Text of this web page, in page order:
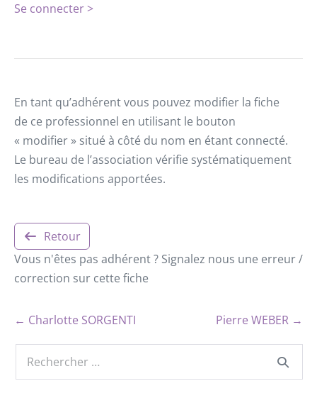
Se connecter >
En tant qu’adhérent vous pouvez modifier la fiche
de ce professionnel en utilisant le bouton
« modifier » situé à côté du nom en étant connecté.
Le bureau de l’association vérifie systématiquement
les modifications apportées.
Retour
Vous n'êtes pas adhérent ? Signalez nous une erreur /
correction sur cette fiche
← Charlotte SORGENTI Pierre WEBER →